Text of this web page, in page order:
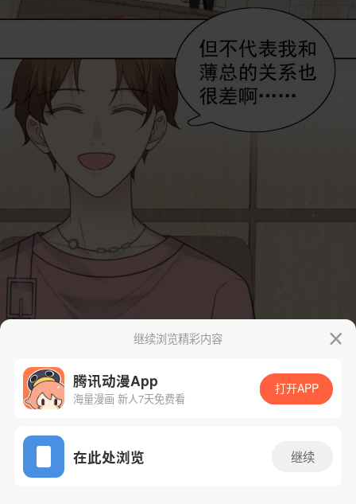
App免费看
继续浏览精彩内容
腾讯动漫App
海量漫画 新人7天免费看
打开APP
在此处浏览 继续